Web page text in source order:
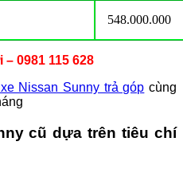
548.000.000
0981 115 628
Nissan Sunny trả góp cùng
cũ dựa trên tiêu chí